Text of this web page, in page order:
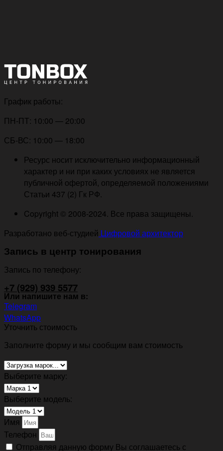
График работы:
ПН-ПТ: 10:00 — 20:00
СБ-ВС: 10:00 — 18:00
Ресурс носит исключительно информационный
характер и ни при каких условиях не является
публичной офертой, определяемой положениями
Статьи 437 (2) Гк РФ.
Copyright © 2008-2024. Все права защищены.
Разработано веб-студией Цифровой архитектор
Запись в центр тонирования
Запись по телефону:
+7 (929) 939 5577
Или напишите нам в:
Telegram
WhatsApp
Уточнить стоимость
Заполните форму и мы сообщим вам стоимость
Выберите марку:
Выберите модель:
Имя
Телефон
Отправляя данную форму Вы соглашаетесь с